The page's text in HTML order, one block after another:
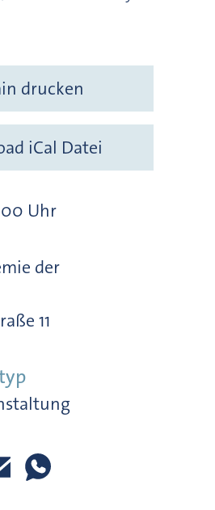
drucken
iCal Datei
Uhr
der
11